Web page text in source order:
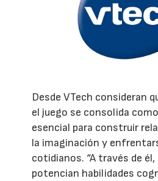
Desde VTech consideran
el juego se consolida
esencial para construir
la imaginación y
cotidianos. “A través de
potencian habilidades